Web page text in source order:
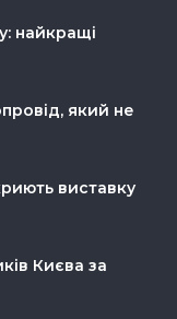
найкращі
який не
виставку
Києва за